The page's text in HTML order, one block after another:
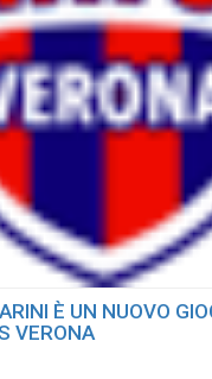
È UN NUOVO
VERONA